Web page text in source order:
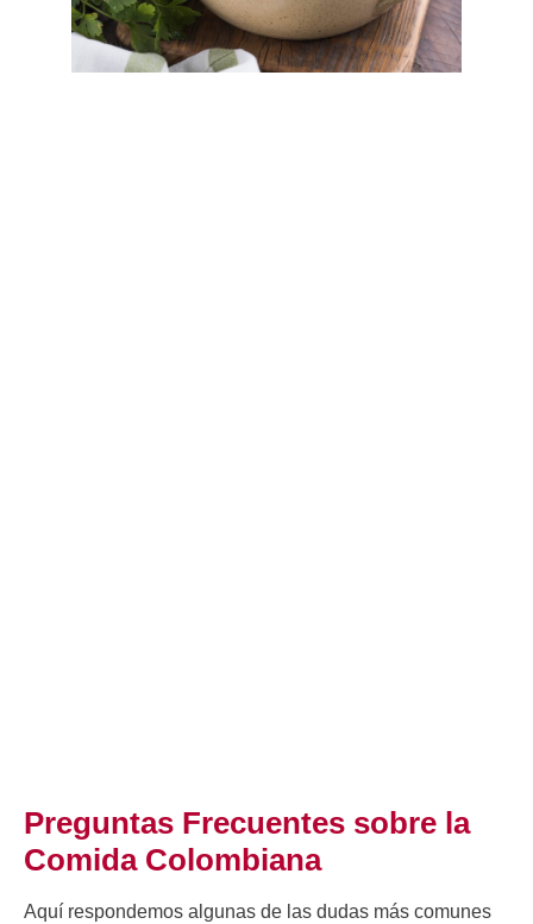
Preguntas Frecuentes sobre la
Comida Colombiana
Aquí respondemos algunas de las dudas más comunes